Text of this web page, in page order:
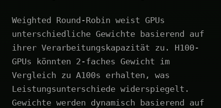
Weighted Round-Robin weist GPUs
unterschiedliche Gewichte basierend auf
ihrer Verarbeitungskapazität zu. H100-
GPUs könnten 2-faches Gewicht im
Vergleich zu A100s erhalten, was
Leistungsunterschiede widerspiegelt.
Gewichte werden dynamisch basierend auf